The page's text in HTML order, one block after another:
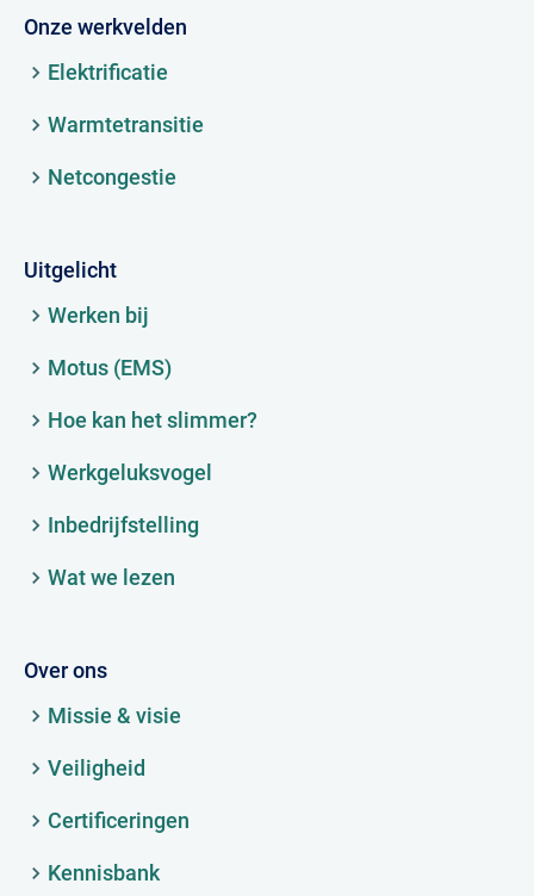
Onze werkvelden
Elektrificatie
Warmtetransitie
Netcongestie
Uitgelicht
Werken bij
Motus (EMS)
Hoe kan het slimmer?
Werkgeluksvogel
Inbedrijfstelling
Wat we lezen
Over ons
Missie & visie
Veiligheid
Certificeringen
Kennisbank